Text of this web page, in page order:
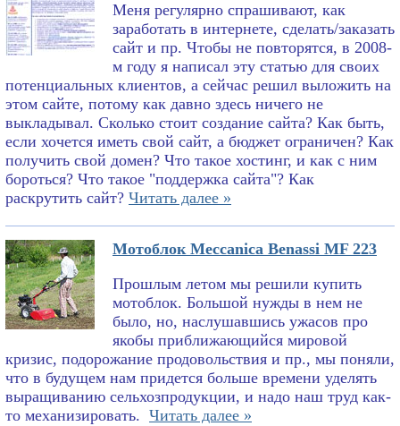
Меня регулярно спрашивают, как
заработать в интернете, сделать/заказать
сайт и пр. Чтобы не повторятся, в 2008-
м году я написал эту статью для своих
потенциальных клиентов, а сейчас решил выложить на
этом сайте, потому как давно здесь ничего не
выкладывал. Сколько стоит создание сайта? Как быть,
если хочется иметь свой сайт, а бюджет ограничен? Как
получить свой домен? Что такое хостинг, и как с ним
бороться? Что такое "поддержка сайта"? Как
раскрутить сайт? Читать далее »
Мотоблок Meccanica Benassi MF 223
Прошлым летом мы решили купить
мотоблок. Большой нужды в нем не
было, но, наслушавшись ужасов про
якобы приближающийся мировой
кризис, подорожание продовольствия и пр., мы поняли,
что в будущем нам придется больше времени уделять
выращиванию сельхозпродукции, и надо наш труд как-
то механизировать. Читать далее »